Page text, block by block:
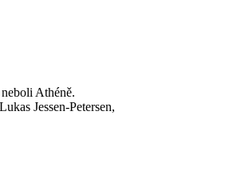
Athéně.
Jessen-Petersen,